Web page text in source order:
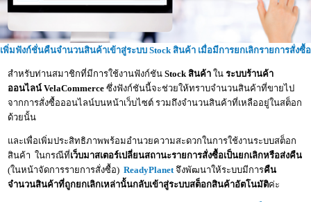
เพิ่มฟังก์ชั่นคืนจำนวนสินค้าเข้าสู่ระบบ Stock สินค้า เมื่อมีการยกเลิกรายการสั่งซื้อ
สำหรับท่านสมาชิกที่มีการใช้งานฟังก์ชันStock สินค้าในระบบร้านค้า
ออนไลน์ VelaCommerce ซึ่งฟังก์ชันนี้จะช่วยให้ทราบจำนวนสินค้าที่ขายไป
จากการสั่งซื้อออนไลน์บนหน้าเว็บไซต์ รวมถึงจำนวนสินค้าที่เหลืออยู่ในสต็อก
ด้วยนั้น
และเพื่อเพิ่มประสิทธิภาพพร้อมอำนวยความสะดวกในการใช้งานระบบสต็อก
สินค้า ในกรณีที่เว็บมาสเตอร์เปลี่ยนสถานะรายการสั่งซื้อเป็นยกเลิกหรือส่งคืน
(ในหน้าจัดการรายการสั่งซื้อ)ReadyPlanetจึงพัฒนาให้ระบบมีการคืน
จำนวนสินค้าที่ถูกยกเลิกเหล่านั้นกลับเข้าสู่ระบบสต็อกสินค้าอัตโนมัติค่ะ